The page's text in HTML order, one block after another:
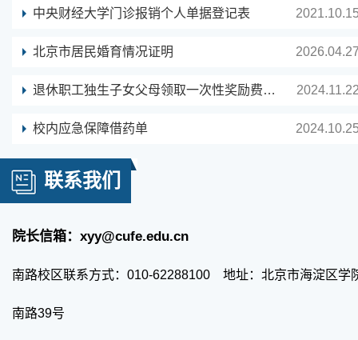
中央财经大学门诊报销个人单据登记表
北京市居民婚育情况证明
退休职工独生子女父母领取一次性奖励费申请表
校内应急保障借药单
联系我们
院长信箱：xyy@cufe.edu.cn
南路校区联系方式：010-62288100 地址：北京市海淀区学
南路39号